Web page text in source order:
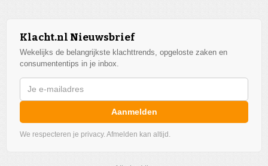
Klacht.nl Nieuwsbrief
Wekelijks de belangrijkste klachttrends, opgeloste zaken en
consumententips in je inbox.
Aanmelden
We respecteren je privacy. Afmelden kan altijd.